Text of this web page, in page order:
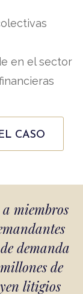
en el sector
CASO
miembros
demanda
de
litigios